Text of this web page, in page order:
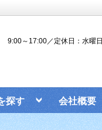
9:00～17:00／定休日：水曜日
探す 会社概要